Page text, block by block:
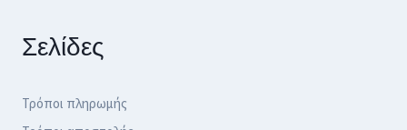
Σελίδες
Τρόποι πληρωμής